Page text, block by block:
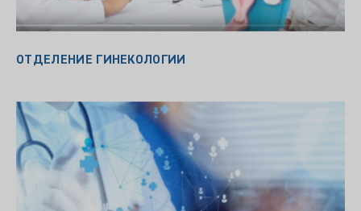
ОТДЕЛЕНИЕ ГИНЕКОЛОГИИ